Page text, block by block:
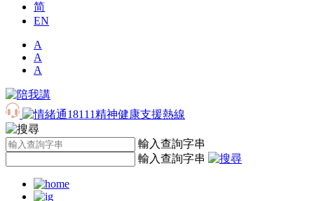
简
EN
A
A
A
輸入查詢字串
輸入查詢字串